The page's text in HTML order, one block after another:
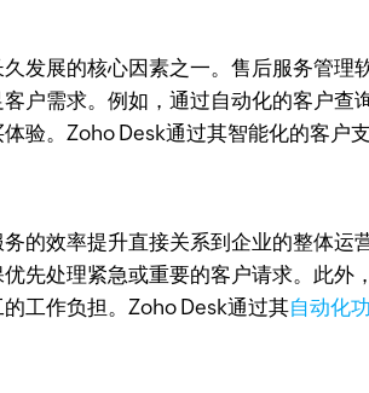
发展的核心因素之一。售后服务管
户需求。例如，通过自动化的客户
验。Zoho Desk通过其智能化的客户
的效率提升直接关系到企业的整体
先处理紧急或重要的客户请求。此
工作负担。Zoho Desk通过其自动化